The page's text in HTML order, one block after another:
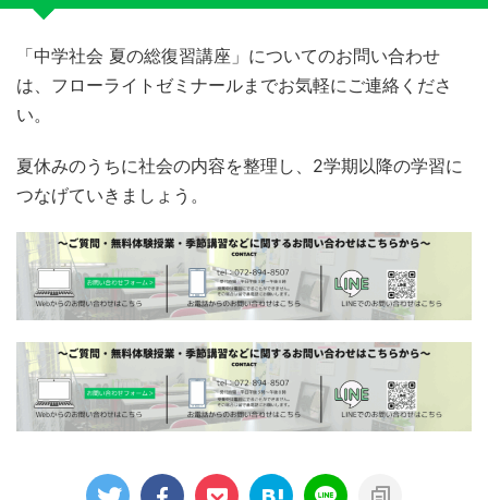
「中学社会 夏の総復習講座」についてのお問い合わせ
は、フローライトゼミナールまでお気軽にご連絡くださ
い。
夏休みのうちに社会の内容を整理し、2学期以降の学習に
つなげていきましょう。